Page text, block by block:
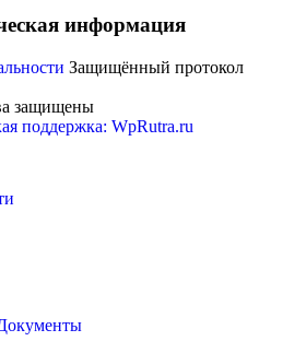
информация
Защищённый протокол
защищены
поддержка: WpRutra.ru